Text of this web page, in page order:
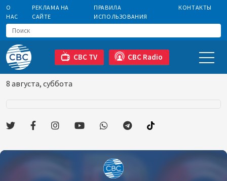
О
НАС
РЕКЛАМА НА
САЙТЕ
ПРАВИЛА
ИСПОЛЬЗОВАНИЯ
КОНТАКТЫ
CBC TV CBC Radio
8 августа, суббота